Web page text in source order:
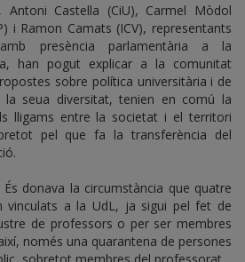
Antoni Castella (CiU), Carmel Mòdol
i Ramon Camats (ICV), representants
presència parlamentària a la
han pogut explicar a la comunitat
sobre política universitària i de
seua diversitat, tenien en comú la
lligams entre la societat i el territori
pel que fa la transferència del
donava la circumstància que quatre
vinculats a la UdL, ja sigui pel fet de
de professors o per ser membres
només una quarantena de persones